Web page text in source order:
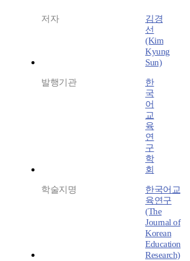
저자
김경
선
(Kim
Kyung
Sun)
발행기관
한
국
어
교
육
연
구
학
회
학술지명
한국어교
육연구
(The
Journal of
Korean
Education
Research)